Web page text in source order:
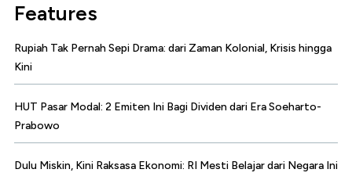
Features
Rupiah Tak Pernah Sepi Drama: dari Zaman Kolonial, Krisis hingga
Kini
HUT Pasar Modal: 2 Emiten Ini Bagi Dividen dari Era Soeharto-
Prabowo
Dulu Miskin, Kini Raksasa Ekonomi: RI Mesti Belajar dari Negara Ini